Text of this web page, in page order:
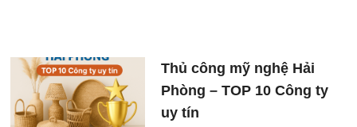
Phòng
–
TOP
10
Công
Thủ công mỹ nghệ Hải
Phòng – TOP 10 Công ty
uy tín